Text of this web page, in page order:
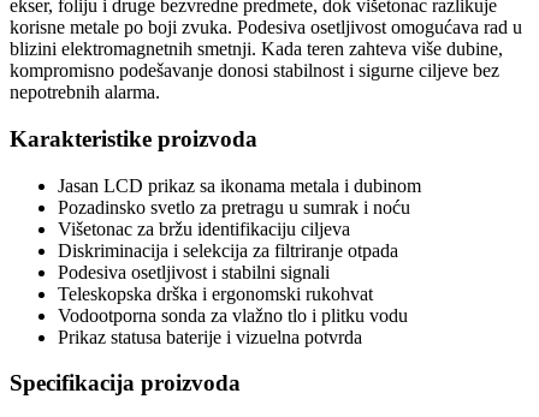
ekser, foliju i druge bezvredne predmete, dok višetonac razlikuje
korisne metale po boji zvuka. Podesiva osetljivost omogućava rad u
blizini elektromagnetnih smetnji. Kada teren zahteva više dubine,
kompromisno podešavanje donosi stabilnost i sigurne ciljeve bez
nepotrebnih alarma.
Karakteristike proizvoda
Jasan LCD prikaz sa ikonama metala i dubinom
Pozadinsko svetlo za pretragu u sumrak i noću
Višetonac za bržu identifikaciju ciljeva
Diskriminacija i selekcija za filtriranje otpada
Podesiva osetljivost i stabilni signali
Teleskopska drška i ergonomski rukohvat
Vodootporna sonda za vlažno tlo i plitku vodu
Prikaz statusa baterije i vizuelna potvrda
Specifikacija proizvoda